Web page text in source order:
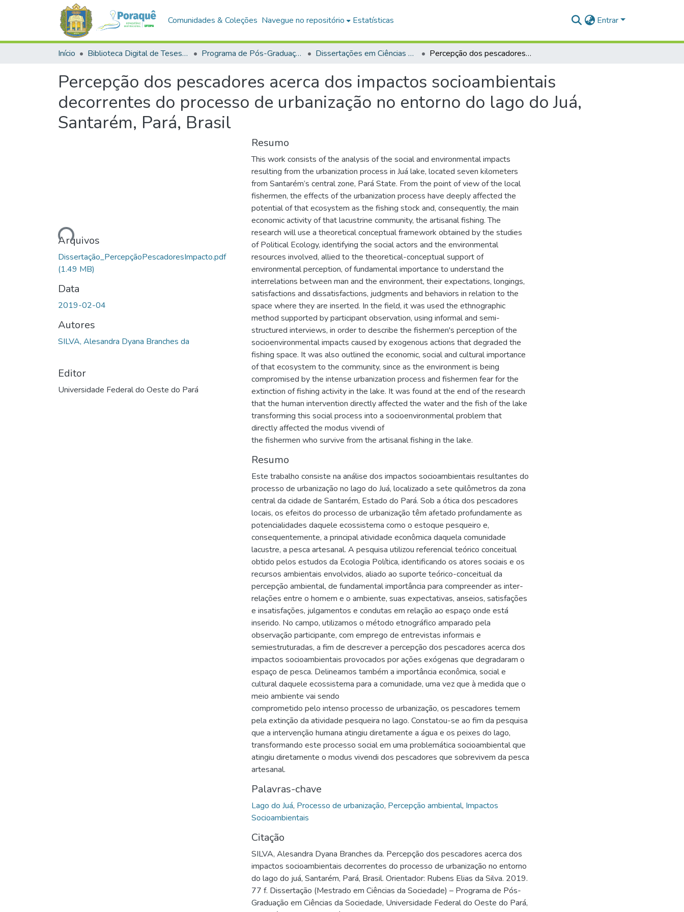
Comunidades & Coleções Navegue no repositório Estatísticas Entrar
Início Biblioteca Digital de Teses e Dissertações (BDTD) Programa de Pós-Graduação em Ciências da Sociedade (PPGCS) Dissertações em Ciências da Sociedade (Mestrado) Percepção dos pescadores acerca dos impactos socioambientais decorrentes do processo de urbanização no entorno do lago do Juá, Santarém, Pará, Brasil
Percepção dos pescadores acerca dos impactos socioambientais
decorrentes do processo de urbanização no entorno do lago do Juá,
Santarém, Pará, Brasil
Carregando...
Arquivos
Dissertação_PercepçãoPescadoresImpacto.pdf
(1.49 MB)
Data
2019-02-04
Autores
SILVA, Alesandra Dyana Branches da
Editor
Universidade Federal do Oeste do Pará
Resumo
This work consists of the analysis of the social and environmental impacts
resulting from the urbanization process in Juá lake, located seven kilometers
from Santarém’s central zone, Pará State. From the point of view of the local
fishermen, the effects of the urbanization process have deeply affected the
potential of that ecosystem as the fishing stock and, consequently, the main
economic activity of that lacustrine community, the artisanal fishing. The
research will use a theoretical conceptual framework obtained by the studies
of Political Ecology, identifying the social actors and the environmental
resources involved, allied to the theoretical-conceptual support of
environmental perception, of fundamental importance to understand the
interrelations between man and the environment, their expectations, longings,
satisfactions and dissatisfactions, judgments and behaviors in relation to the
space where they are inserted. In the field, it was used the ethnographic
method supported by participant observation, using informal and semi-
structured interviews, in order to describe the fishermen's perception of the
socioenvironmental impacts caused by exogenous actions that degraded the
fishing space. It was also outlined the economic, social and cultural importance
of that ecosystem to the community, since as the environment is being
compromised by the intense urbanization process and fishermen fear for the
extinction of fishing activity in the lake. It was found at the end of the research
that the human intervention directly affected the water and the fish of the lake
transforming this social process into a socioenvironmental problem that
directly affected the modus vivendi of
the fishermen who survive from the artisanal fishing in the lake.
Resumo
Este trabalho consiste na análise dos impactos socioambientais resultantes do
processo de urbanização no lago do Juá, localizado a sete quilômetros da zona
central da cidade de Santarém, Estado do Pará. Sob a ótica dos pescadores
locais, os efeitos do processo de urbanização têm afetado profundamente as
potencialidades daquele ecossistema como o estoque pesqueiro e,
consequentemente, a principal atividade econômica daquela comunidade
lacustre, a pesca artesanal. A pesquisa utilizou referencial teórico conceitual
obtido pelos estudos da Ecologia Política, identificando os atores sociais e os
recursos ambientais envolvidos, aliado ao suporte teórico-conceitual da
percepção ambiental, de fundamental importância para compreender as inter-
relações entre o homem e o ambiente, suas expectativas, anseios, satisfações
e insatisfações, julgamentos e condutas em relação ao espaço onde está
inserido. No campo, utilizamos o método etnográfico amparado pela
observação participante, com emprego de entrevistas informais e
semiestruturadas, a fim de descrever a percepção dos pescadores acerca dos
impactos socioambientais provocados por ações exógenas que degradaram o
espaço de pesca. Delineamos também a importância econômica, social e
cultural daquele ecossistema para a comunidade, uma vez que à medida que o
meio ambiente vai sendo
comprometido pelo intenso processo de urbanização, os pescadores temem
pela extinção da atividade pesqueira no lago. Constatou-se ao fim da pesquisa
que a intervenção humana atingiu diretamente a água e os peixes do lago,
transformando este processo social em uma problemática socioambiental que
atingiu diretamente o modus vivendi dos pescadores que sobrevivem da pesca
artesanal.
Palavras-chave
Lago do Juá, Processo de urbanização, Percepção ambiental, Impactos
Socioambientais
Citação
SILVA, Alesandra Dyana Branches da. Percepção dos pescadores acerca dos
impactos socioambientais decorrentes do processo de urbanização no entorno
do lago do juá, Santarém, Pará, Brasil. Orientador: Rubens Elias da Silva. 2019.
77 f. Dissertação (Mestrado em Ciências da Sociedade) – Programa de Pós-
Graduação em Ciências da Sociedade, Universidade Federal do Oeste do Pará,